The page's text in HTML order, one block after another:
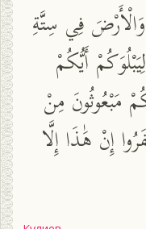
فِي سِتَّةِ
أَيُّكُمْ
مَبْعُوثُونَ مِنْ
إِنْ هَٰذَا إِلَّا